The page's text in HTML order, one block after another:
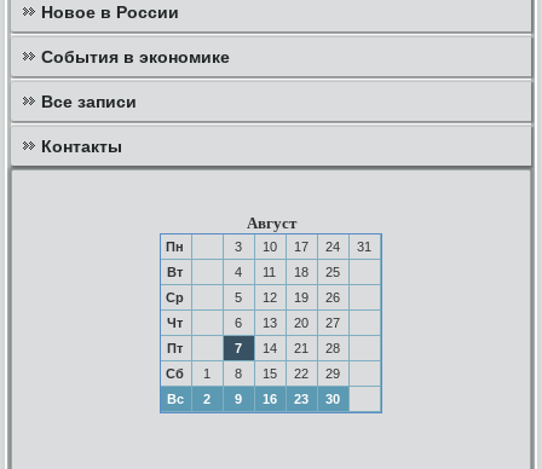
Новое в России
События в экономике
Все записи
Контакты
Август
Пн 3 10 17 24
31
Вт
4 11 18
25
Ср
5 12 19
26
Чт
6 13 20
27
Пт
7 14 21
28
Сб
1 8 15 22
29
Вс
2 9 16 23 30